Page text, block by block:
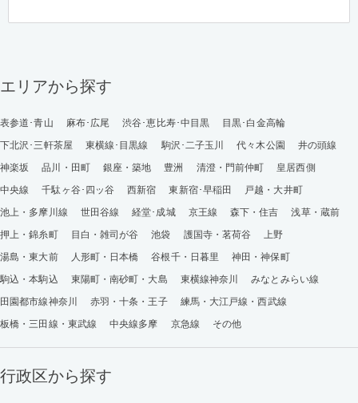
エリアから探す
表参道･青山 麻布･広尾 渋谷･恵比寿･中目黒
目黒･白金高輪
下北沢･三軒茶屋
東横線･目黒線 駒沢･二子玉川 代々木公園
井の頭線
神楽坂
品川・田町 銀座・築地 豊洲 清澄・門前仲町
皇居西側
中央線
千駄ヶ谷･四ッ谷 西新宿 東新宿･早稲田
戸越・大井町
池上・多摩川線
世田谷線 経堂･成城 京王線 森下・住吉
浅草・蔵前
押上・錦糸町
目白・雑司が谷 池袋 護国寺・茗荷谷
上野
湯島・東大前
人形町・日本橋 谷根千・日暮里
神田・神保町
駒込・本駒込
東陽町・南砂町・大島 東横線神奈川
みなとみらい線
田園都市線神奈川
赤羽・十条・王子
練馬・大江戸線・西武線
板橋・三田線・東武線
中央線多摩 京急線 その他
行政区から探す